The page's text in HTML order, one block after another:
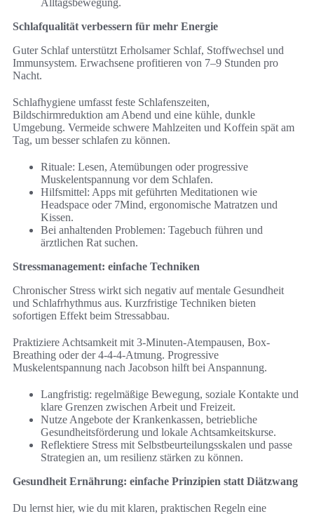
Alltagsbewegung.
Schlafqualität verbessern für mehr Energie
Guter Schlaf unterstützt Erholsamer Schlaf, Stoffwechsel und
Immunsystem. Erwachsene profitieren von 7–9 Stunden pro
Nacht.
Schlafhygiene umfasst feste Schlafenszeiten,
Bildschirmreduktion am Abend und eine kühle, dunkle
Umgebung. Vermeide schwere Mahlzeiten und Koffein spät am
Tag, um besser schlafen zu können.
Rituale: Lesen, Atemübungen oder progressive
Muskelentspannung vor dem Schlafen.
Hilfsmittel: Apps mit geführten Meditationen wie
Headspace oder 7Mind, ergonomische Matratzen und
Kissen.
Bei anhaltenden Problemen: Tagebuch führen und
ärztlichen Rat suchen.
Stressmanagement: einfache Techniken
Chronischer Stress wirkt sich negativ auf mentale Gesundheit
und Schlafrhythmus aus. Kurzfristige Techniken bieten
sofortigen Effekt beim Stressabbau.
Praktiziere Achtsamkeit mit 3-Minuten-Atempausen, Box-
Breathing oder der 4-4-4-Atmung. Progressive
Muskelentspannung nach Jacobson hilft bei Anspannung.
Langfristig: regelmäßige Bewegung, soziale Kontakte und
klare Grenzen zwischen Arbeit und Freizeit.
Nutze Angebote der Krankenkassen, betriebliche
Gesundheitsförderung und lokale Achtsamkeitskurse.
Reflektiere Stress mit Selbstbeurteilungsskalen und passe
Strategien an, um resilienz stärken zu können.
Gesundheit Ernährung: einfache Prinzipien statt Diätzwang
Du lernst hier, wie du mit klaren, praktischen Regeln eine